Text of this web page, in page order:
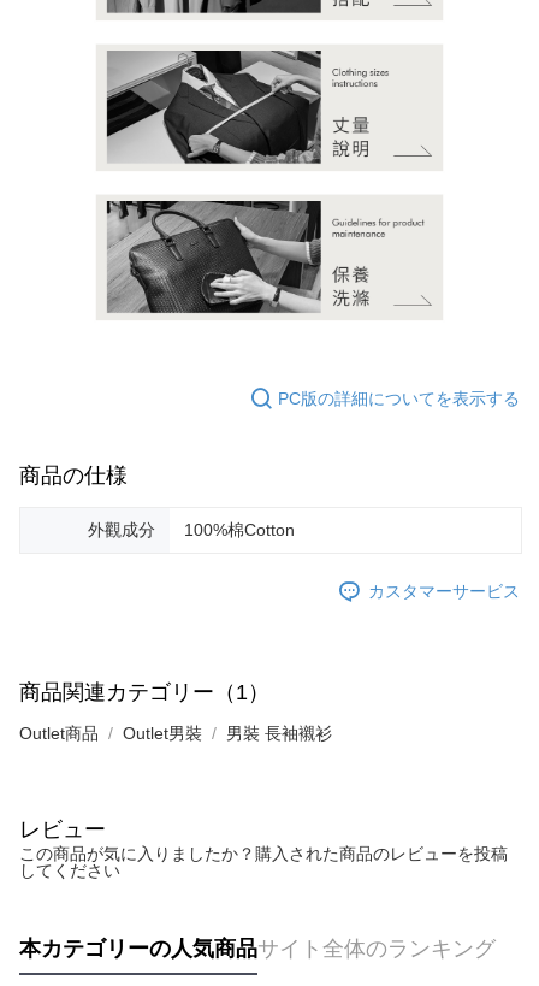
PC版の詳細についてを表示する
商品の仕様
外觀成分 100%棉Cotton
カスタマーサービス
商品関連カテゴリー（1）
Outlet商品 Outlet男裝 男裝 長袖襯衫
レビュー
この商品が気に入りましたか？購入された商品のレビューを投稿
してください
本カテゴリーの人気商品サイト全体のランキング